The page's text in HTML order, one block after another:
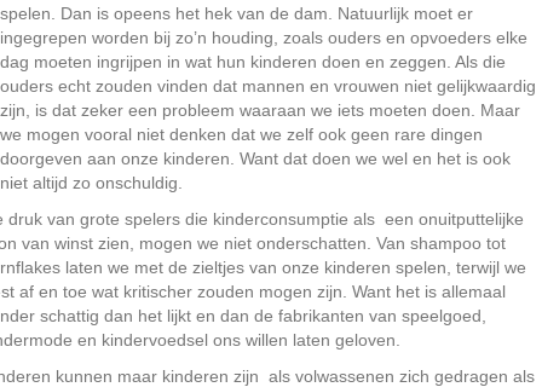
spelen. Dan is opeens het hek van de dam. Natuurlijk moet er
ingegrepen worden bij zo’n houding, zoals ouders en opvoeders elke
dag moeten ingrijpen in wat hun kinderen doen en zeggen. Als die
ouders echt zouden vinden dat mannen en vrouwen niet gelijkwaardig
zijn, is dat zeker een probleem waaraan we iets moeten doen. Maar
we mogen vooral niet denken dat we zelf ook geen rare dingen
doorgeven aan onze kinderen. Want dat doen we wel en het is ook
niet altijd zo onschuldig.
druk van grote spelers die kinderconsumptie als een onuitputtelijke
van winst zien, mogen we niet onderschatten. Van shampoo tot
laten we met de zieltjes van onze kinderen spelen, terwijl we
af en toe wat kritischer zouden mogen zijn. Want het is allemaal
schattig dan het lijkt en dan de fabrikanten van speelgoed,
en kindervoedsel ons willen laten geloven.
kunnen maar kinderen zijn als volwassenen zich gedragen als